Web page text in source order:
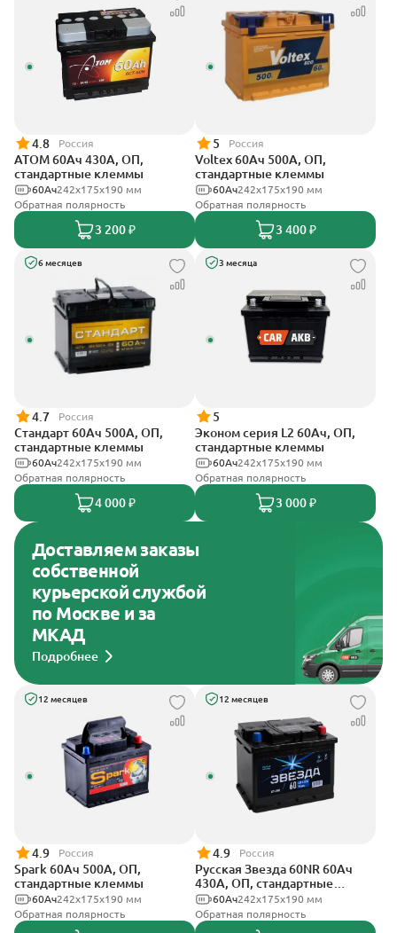
4.8 Россия
АТОМ 60Ач 430А, ОП,
стандартные клеммы
242х175х190 мм
60Ач
Обратная полярность
3 200 ₽
5 Россия
Voltex 60Ач 500А, ОП,
стандартные клеммы
242х175х190 мм
60Ач
Обратная полярность
3 400 ₽
6 месяцев
4.7 Россия
Стандарт 60Ач 500А, ОП,
стандартные клеммы
242x175x190 мм
60Ач
Обратная полярность
4 000 ₽
3 месяца
5
Эконом серия L2 60Ач, ОП,
стандартные клеммы
242х175х190 мм
60Ач
Обратная полярность
3 000 ₽
Доставляем заказы
собственной
курьерской службой
по Москве и за
МКАД
Подробнее
12 месяцев
4.9 Россия
Spark 60Ач 500А, ОП,
стандартные клеммы
242х175х190 мм
60Ач
Обратная полярность
12 месяцев
4.9 Россия
Русская Звезда 60NR 60Ач
430А, ОП, стандартные
клеммы242x175x190 мм
60Ач
Обратная полярность